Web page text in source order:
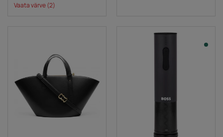
Vaata värve(2)